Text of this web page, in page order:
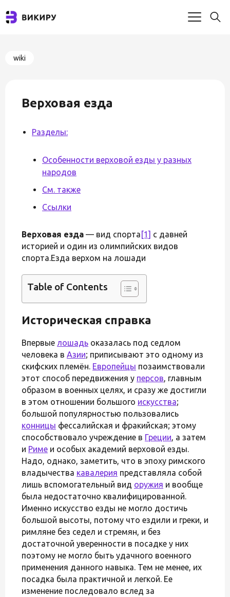
wiki
Верховая езда
Разделы:
Особенности верховой езды у разных
народов
См. также
Ссылки
Верховая езда — вид спорта [1] с давней
историей и один из олимпийских видов
спорта.Езда верхом на лошади
Table of Contents
Историческая справка
Впервые лошадь оказалась под седлом
человека в Азии; приписывают это одному из
скифских племён. Европейцы позаимствовали
этот способ передвижения у персов, главным
образом в военных целях, и сразу же достигли
в этом отношении большого искусства;
большой популярностью пользовались
конницы фессалийская и фракийская; этому
способствовало учреждение в Греции, а затем
и Риме и особых академий верховой езды.
Надо, однако, заметить, что в эпоху римского
владычества кавалерия представляла собой
лишь вспомогательный вид оружия и вообще
была недостаточно квалифицированной.
Именно искусство езды не могло достичь
большой высоты, потому что ездили и греки, и
римляне без седел и стремян, и без
достаточной уверенности в посадке у них
поэтому не могло быть удачного военного
применения данного навыка. Тем не менее, их
посадка была практичной и легкой. Ее
изменение последовало вслед за